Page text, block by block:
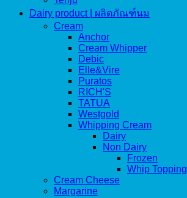
Dairy product | ผลิตภัณฑ์นม
Cream
Anchor
Cream Whipper
Debic
Elle&Vire
Puratos
RICH'S
TATUA
Westgold
Whipping Cream
Dairy
Non Dairy
Frozen
Whip Topping
Cream Cheese
Margarine